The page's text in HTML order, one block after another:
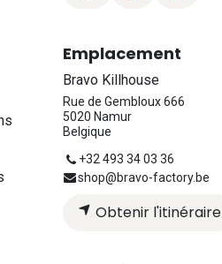
Emplacement
Bravo Killhouse
Rue de Gembloux 666
5020 Namur
Belgique
+32 493 34 03 36
shop@bravo-factory.be
Obtenir l'itinéraire